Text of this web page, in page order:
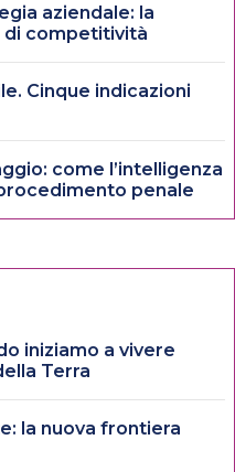
aziendale: la
di competitività
Cinque indicazioni
come l’intelligenza
penale
iniziamo a vivere
Terra
la nuova frontiera